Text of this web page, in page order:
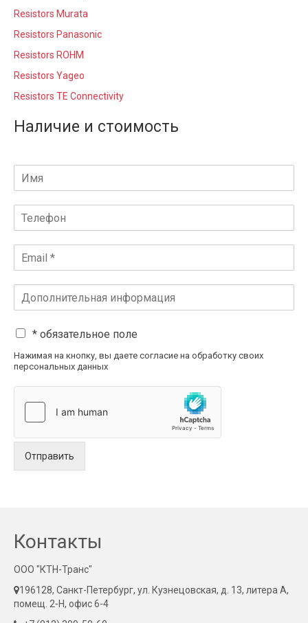
Resistors Murata
Resistors Panasonic
Resistors ROHM
Resistors Yageo
Resistors TE Connectivity
Наличие и стоимость
* обязательное поле
Нажимая на кнопку, вы даете согласие на обработку своих
персональных данных
Отправить
Контакты
ООО "КТН-Транс"
196128, Санкт-Петербург, ул. Кузнецовская, д. 13, литера А,
помещ. 2-Н, офис 6-4